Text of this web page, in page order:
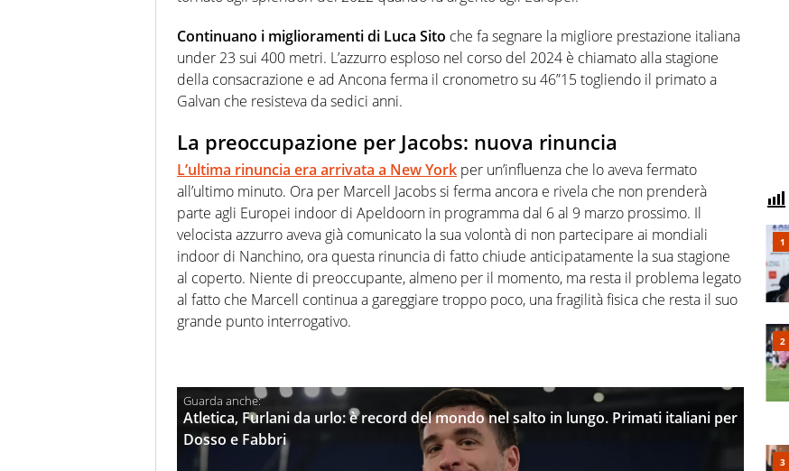
Continuano i miglioramenti di Luca Sito che fa segnare la migliore prestazione italiana
under 23 sui 400 metri. L’azzurro esploso nel corso del 2024 è chiamato alla stagione
della consacrazione e ad Ancona ferma il cronometro su 46”15 togliendo il primato a
Galvan che resisteva da sedici anni.
La preoccupazione per Jacobs: nuova rinuncia
L’ultima rinuncia era arrivata a New York per un’influenza che lo aveva fermato
all’ultimo minuto. Ora per Marcell Jacobs si ferma ancora e rivela che non prenderà
parte agli Europei indoor di Apeldoorn in programma dal 6 al 9 marzo prossimo. Il
velocista azzurro aveva già comunicato la sua volontà di non partecipare ai mondiali
indoor di Nanchino, ora questa rinuncia di fatto chiude anticipatamente la sua stagione
al coperto. Niente di preoccupante, almeno per il momento, ma resta il problema legato
al fatto che Marcell continua a gareggiare troppo poco, una fragilità fisica che resta il suo
grande punto interrogativo.
Atletica, Furlani da urlo: è record del mondo nel salto in lungo. Primati italiani per
Dosso e Fabbri